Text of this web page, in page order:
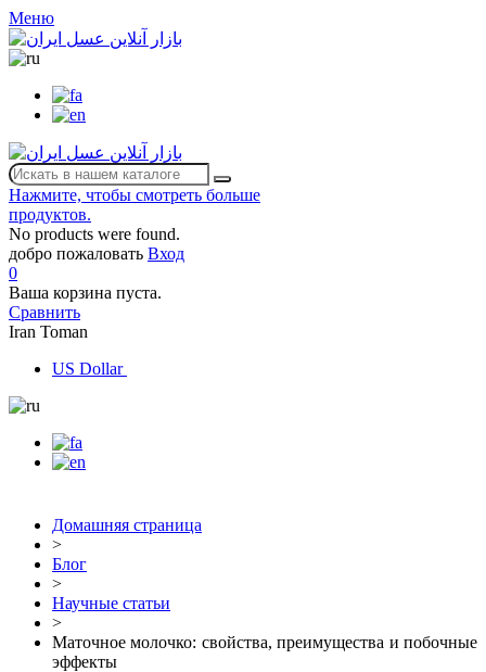
Меню
Нажмите, чтобы смотреть больше
продуктов.
No products were found.
добро пожаловать Вход
0
Ваша корзина пуста.
Сравнить
Iran Toman
US Dollar
Домашняя страница
>
Блог
>
Научные статьи
>
Маточное молочко: свойства, преимущества и побочные
эффекты